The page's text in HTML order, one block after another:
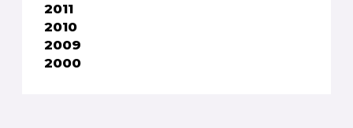
2011
2010
2009
2000